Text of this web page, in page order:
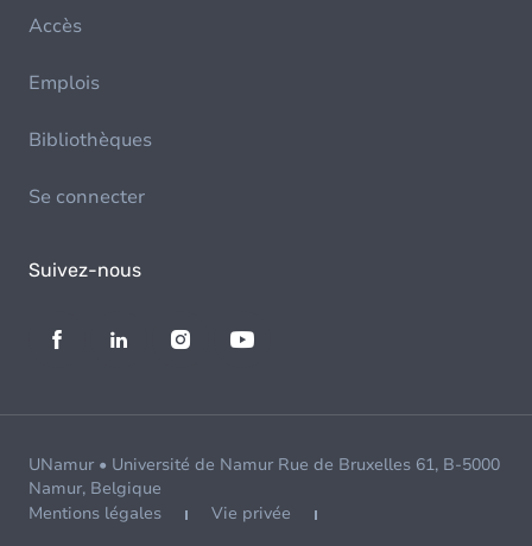
Accès
Emplois
Bibliothèques
Se connecter
Suivez-nous
UNamur • Université de Namur Rue de Bruxelles 61, B-5000
Namur, Belgique
Mentions légales
Vie privée